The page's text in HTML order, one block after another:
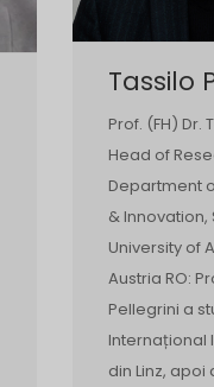
Tassilo
Prof. (FH) Dr.
Head of
Department
& Innovation,
University of
Austria RO:
Pellegrini a
Internațional
din Linz, apoi